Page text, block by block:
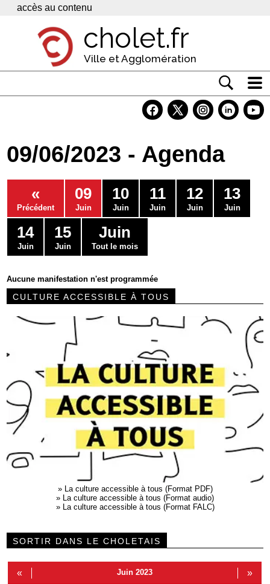
Panneau de gestion des cookies
accès au contenu
cholet.fr
Ville et Agglomération
Economie
Services
Contacts
09/06/2023 - Agenda
«
Précédent
09
Juin
10
Juin
11
Juin
12
Juin
13
Juin
14
Juin
15
Juin
Juin
Tout le mois
Aucune manifestation n'est programmée
CULTURE ACCESSIBLE À TOUS
»
La culture accessible à tous (Format PDF)
»
La culture accessible à tous (Format audio)
»
La culture accessible à tous (Format FALC)
SORTIR DANS LE CHOLETAIS
« Juin 2023 »